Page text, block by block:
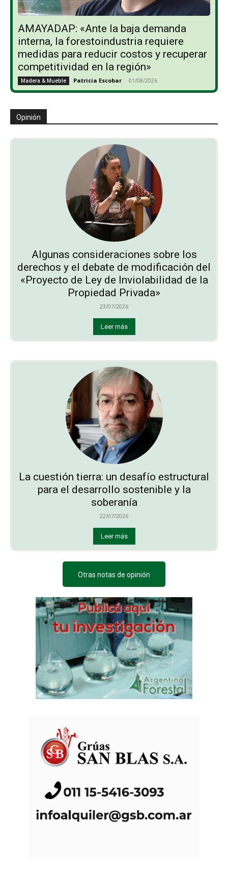
AMAYADAP: «Ante la baja demanda
interna, la forestoindustria requiere
medidas para reducir costos y recuperar
competitividad en la región»
Madera & Mueble Patricia Escobar - 01/08/2026
Opinión
Algunas consideraciones sobre los
derechos y el debate de modificación del
«Proyecto de Ley de Inviolabilidad de la
Propiedad Privada»
23/07/2026
Leer más
La cuestión tierra: un desafío estructural
para el desarrollo sostenible y la
soberanía
22/07/2026
Leer más
Otras notas de opinión